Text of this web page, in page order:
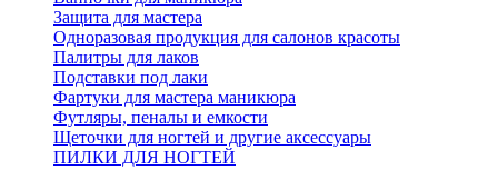
Защита для мастера
Одноразовая продукция для салонов красоты
Палитры для лаков
Подставки под лаки
Фартуки для мастера маникюра
Футляры, пеналы и емкости
Щеточки для ногтей и другие аксессуары
ПИЛКИ ДЛЯ НОГТЕЙ